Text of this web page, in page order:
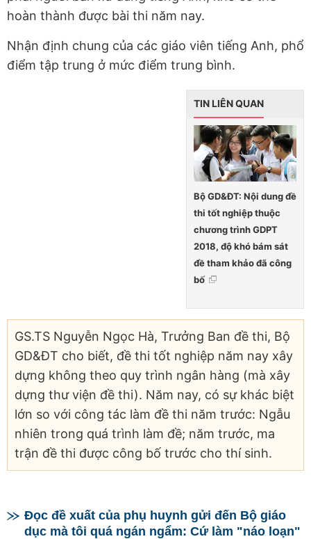
hoàn thành được bài thi năm nay.
Nhận định chung của các giáo viên tiếng Anh, phổ
điểm tập trung ở mức điểm trung bình.
TIN LIÊN QUAN
Bộ GD&ĐT: Nội dung đề
thi tốt nghiệp thuộc
chương trình GDPT
2018, độ khó bám sát
đề tham khảo đã công
bố
GS.TS Nguyễn Ngọc Hà, Trưởng Ban đề thi, Bộ
GD&ĐT cho biết, đề thi tốt nghiệp năm nay xây
dựng không theo quy trình ngân hàng (mà xây
dựng thư viện đề thi). Năm nay, có sự khác biệt
lớn so với công tác làm đề thi năm trước: Ngẫu
nhiên trong quá trình làm đề; năm trước, ma
trận đề thi được công bố trước cho thí sinh.
Đọc đề xuất của phụ huynh gửi đến Bộ giáo
dục mà tôi quá ngán ngẩm: Cứ làm "náo loạn"